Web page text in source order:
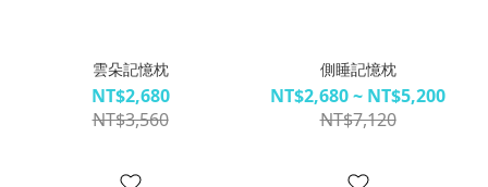
雲朵記憶枕
NT$2,680
NT$3,560
側睡記憶枕
NT$2,680 ~ NT$5,200
NT$7,120